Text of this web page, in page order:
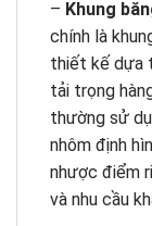
– Khung
chính là
thiết kế dựa
tải trọng
thường sử
nhôm định
nhược điểm
và nhu cầu